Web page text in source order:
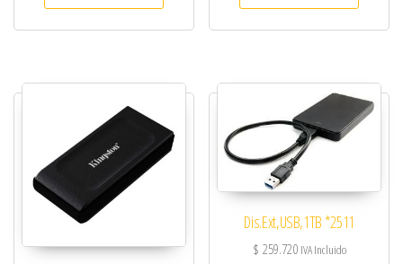
Dis.Ext,USB,1TB *2511
$ 259.720 IVA Incluido